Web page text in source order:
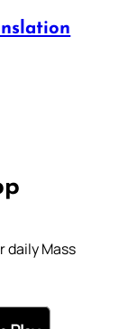
daily Mass